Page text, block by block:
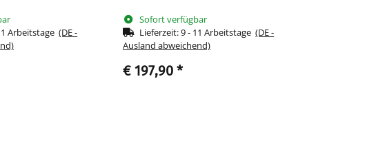
Arbeitstage(DE -
Sofort verfügbar
Lieferzeit:9 - 11 Arbeitstage(DE -
Ausland abweichend)
€ 197,90 *